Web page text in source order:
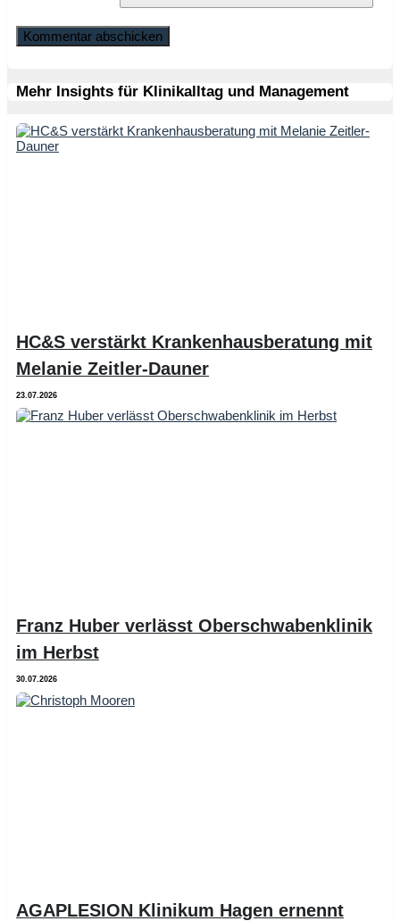
Mehr Insights für Klinikalltag und Management
HC&S verstärkt Krankenhausberatung mit
Melanie Zeitler-Dauner
23.07.2026
Franz Huber verlässt Oberschwabenklinik
im Herbst
30.07.2026
AGAPLESION Klinikum Hagen ernennt